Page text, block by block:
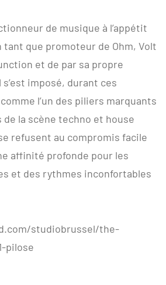
de musique à l’appétit
tant que promoteur de Ohm, Volt
et de par sa propre
imposé, durant ces
l’un des piliers marquants
la scène techno et house
refusent au compromis facile
affinité profonde pour les
et des rythmes inconfortables
studiobrussel/the-
pilose